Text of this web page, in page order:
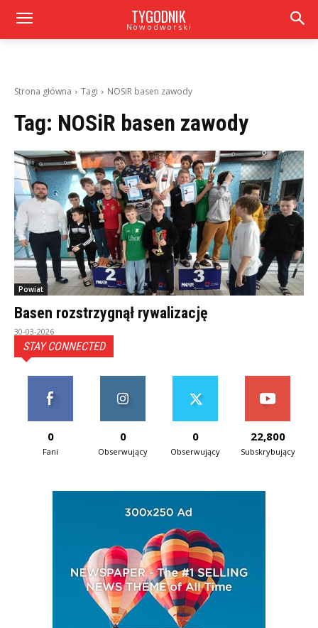
TYGODNIK
Nowodworski
Strona główna Tagi NOSiR basen zawody
Tag: NOSiR basen zawody
Powiat
Basen rozstrzygnął rywalizację
30-03-2026
STAY CONNECTED
0
Fani
0
Obserwujący
0
Obserwujący
22,800
Subskrybujący